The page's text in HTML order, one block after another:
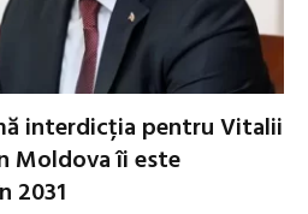
interdicția pentru Vitalii
Moldova îi este
2031